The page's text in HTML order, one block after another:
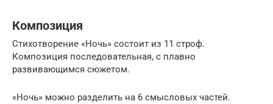
Композиция
Стихотворение «Ночь» состоит из 11 строф.
Композиция последовательная, с плавно
развивающимся сюжетом.
«Ночь» можно разделить на 6 смысловых частей.